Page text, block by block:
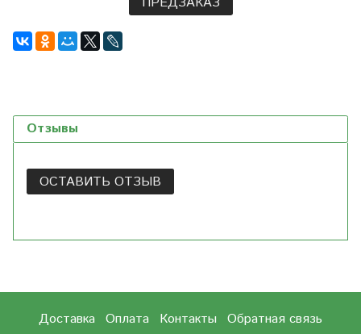
Отзывы
ОСТАВИТЬ ОТЗЫВ
Доставка Оплата Контакты Обратная связь